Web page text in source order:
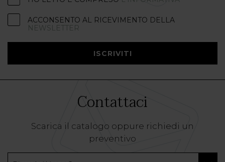
ACCONSENTO AL RICEVIMENTO DELLA
NEWSLETTER
ISCRIVITI
Contattaci
Scarica il catalogo oppure richiedi un
preventivo